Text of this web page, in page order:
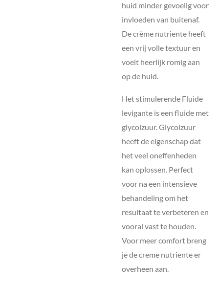
huid minder gevoelig voor
invloeden van buitenaf.
De crème nutriente heeft
een vrij volle textuur en
voelt heerlijk romig aan
op de huid.
Het stimulerende Fluide
levigante is een fluide met
glycolzuur. Glycolzuur
heeft de eigenschap dat
het veel oneffenheden
kan oplossen. Perfect
voor na een intensieve
behandeling om het
resultaat te verbeteren en
vooral vast te houden.
Voor meer comfort breng
je de creme nutriente er
overheen aan.